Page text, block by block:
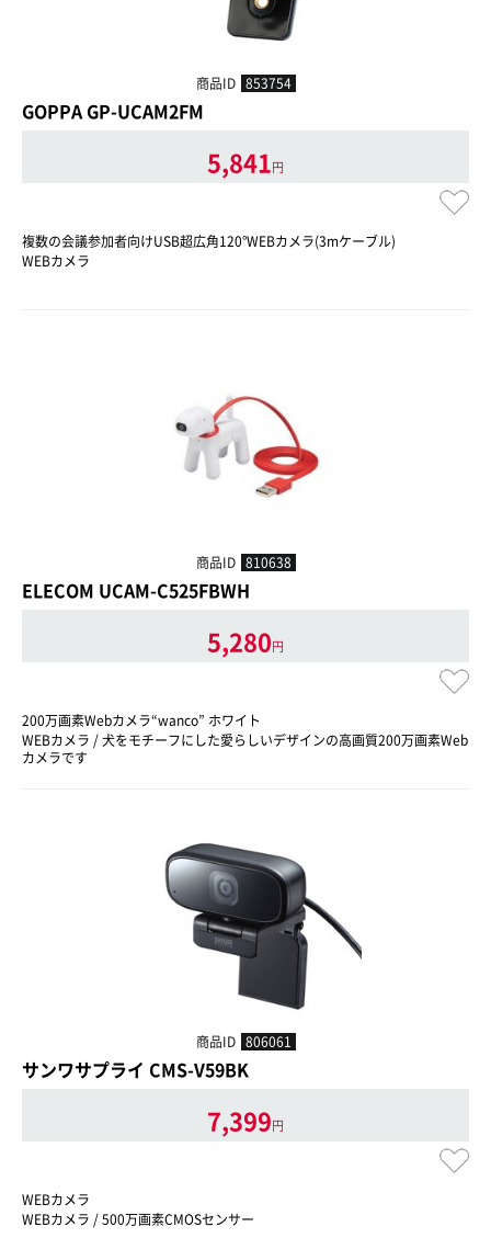
商品ID 853754
GOPPA GP-UCAM2FM
5,841円
複数の会議参加者向けUSB超広角120°WEBカメラ(3mケーブル)
WEBカメラ
商品ID 810638
ELECOM UCAM-C525FBWH
5,280円
200万画素Webカメラ“wanco” ホワイト
WEBカメラ / 犬をモチーフにした愛らしいデザインの高画質200万画素Web
カメラです
商品ID 806061
サンワサプライ CMS-V59BK
7,399円
WEBカメラ
WEBカメラ / 500万画素CMOSセンサー